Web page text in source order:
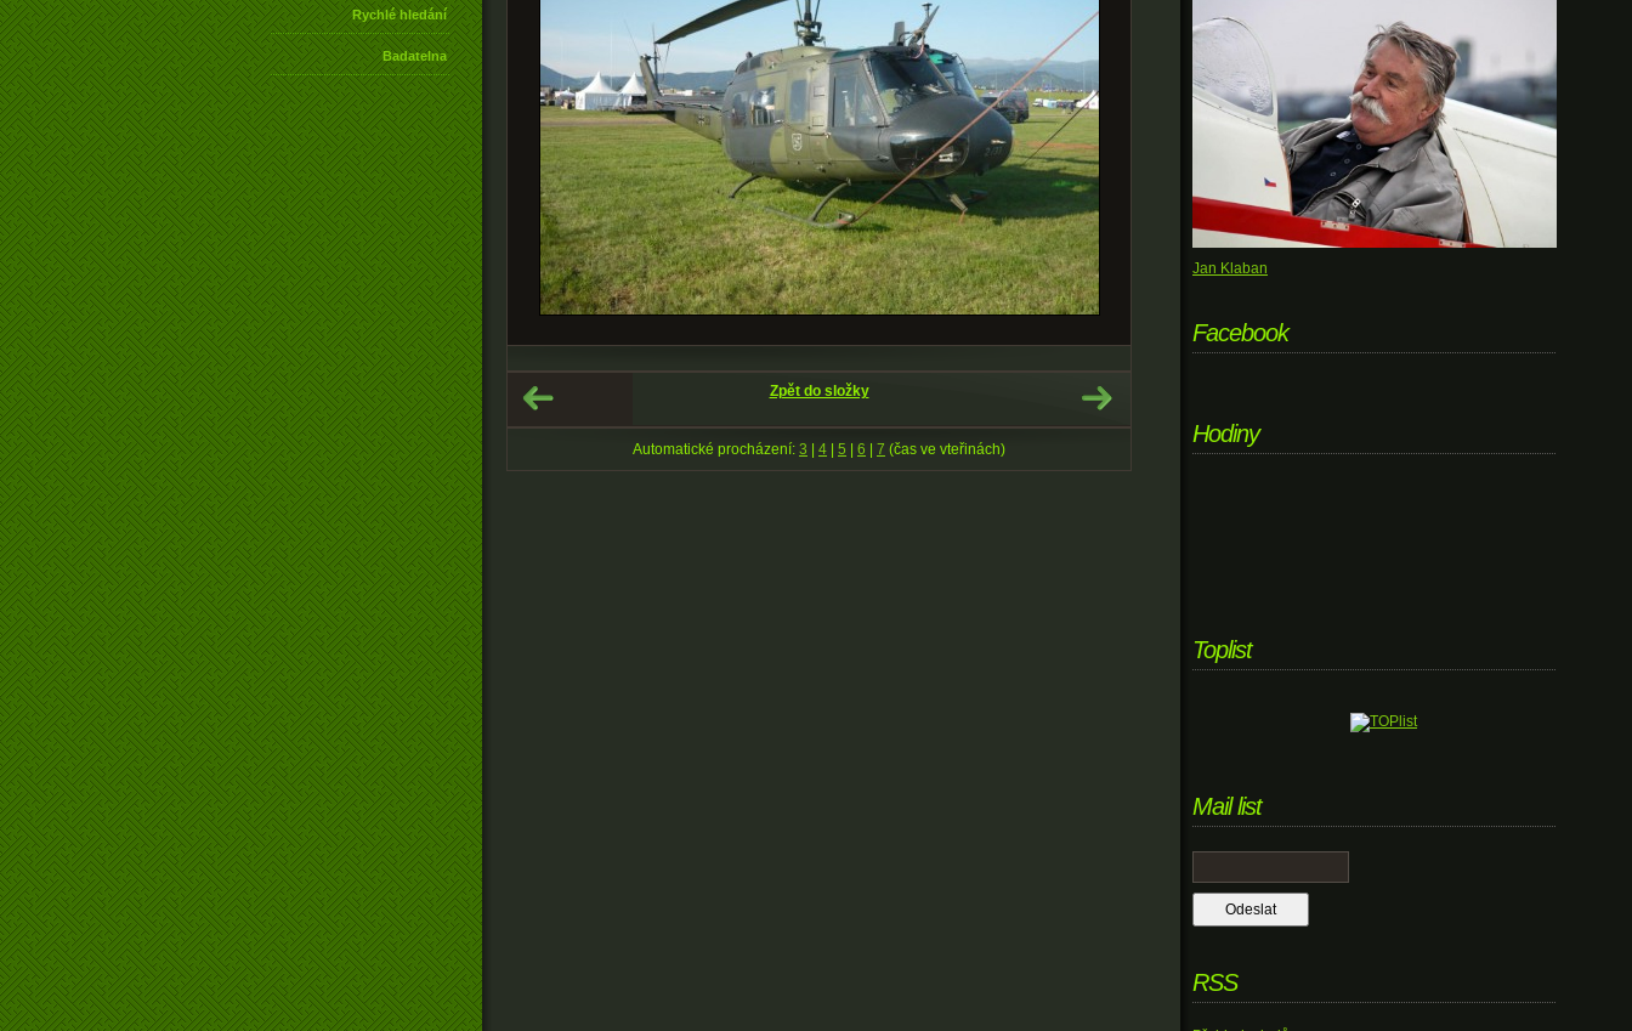
Rychlé hledání
Badatelna
Zpět do složky
Automatické procházení: 3 | 4 | 5 | 6 | 7 (čas ve vteřinách)
Jan Klaban
Facebook
Hodiny
Toplist
Mail list
RSS